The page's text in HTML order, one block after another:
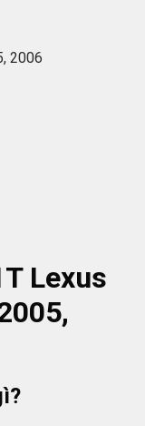
2006
Lexus